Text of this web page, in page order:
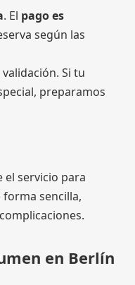
. El pago es
según las
Si tu
preparamos
el servicio para
sencilla,
en Berlín